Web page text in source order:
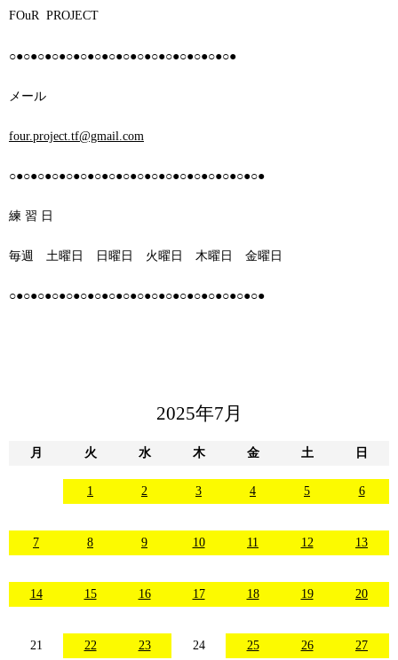
FOuR PROJECT
○●○●○●○●○●○●○●○●○●○●○●○●○●○●○●○●
メール
four.project.tf@gmail.com
○●○●○●○●○●○●○●○●○●○●○●○●○●○●○●○●○●○●
練 習 日
毎週 土曜日 日曜日 火曜日 木曜日 金曜日
○●○●○●○●○●○●○●○●○●○●○●○●○●○●○●○●○●○●
2025年7月
月 火 水 木 金 土 日
1 2 3 4 5 6
7 8 9 10 11 12 13
14 15 16 17 18 19 20
21 22 23 24 25 26 27